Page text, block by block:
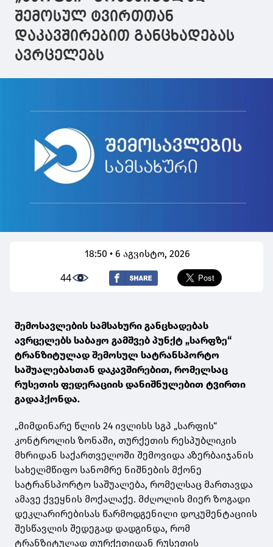
მიესაჯათ
შეუფარდათ
შემოსულ ტვირთთან
დაკავშირებით განცხადებას
ავრცელებს
18:50 • 6 აგვისტო, 2026
44
შემოსავლების სამსახური განცხადებას
ავრცელებს საბაჟო გამშვებ პუნქტ „სარფზე“
ტრანზიტულად შემოსულ სატრანსპორტო
საშუალებასთან დაკავშირებით, რომელსაც
რუსეთის ფედერაციის დანიშნულებით ტვირთი
გადაჰქონდა.
„მიმდინარე წლის 24 ივლისს სგპ „სარფის“
კონტროლის ზონაში, თურქეთის რესპუბლიკის
მხრიდან საქართველოში შემოვიდა აზერბაიჯანის
სახელმწიფო სანომრე ნიშნების მქონე
სატრანსპორტო საშუალება, რომელსაც მართავდა
ამავე ქვეყნის მოქალაქე. მძღოლის მიერ ზოგადი
დეკლარირებისას წარმოდგენილი დოკუმენტაციის
შესწავლის შედეგად დადგინდა, რომ
ტრანზიტულად თურქეთიდან რუსეთის